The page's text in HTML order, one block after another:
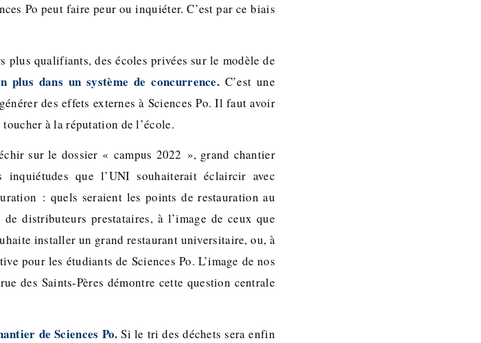
Po peut faire peur ou inquiéter. C’est par ce biais
plus qualifiants, des écoles privées sur le modèle de
plus dans un système de concurrence. C’est une
des effets externes à Sciences Po. Il faut avoir
à la réputation de l’école.
sur le dossier « campus 2022 », grand chantier
inquiétudes que l’UNI souhaiterait éclaircir avec
: quels seraient les points de restauration au
distributeurs prestataires, à l’image de ceux que
installer un grand restaurant universitaire, ou, à
pour les étudiants de Sciences Po. L’image de nos
des Saints-Pères démontre cette question centrale
de Sciences Po. Si le tri des déchets sera enfin